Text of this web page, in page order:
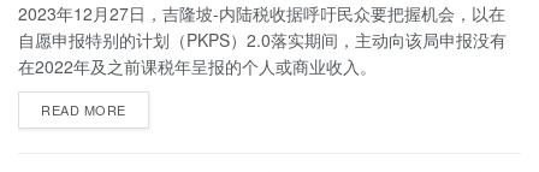
2023年12月27日，吉隆坡-内陆税收据呼吁民众要把握机会，以在
自愿申报特别的计划（PKPS）2.0落实期间，主动向该局申报没有
在2022年及之前课税年呈报的个人或商业收入。
READ MORE